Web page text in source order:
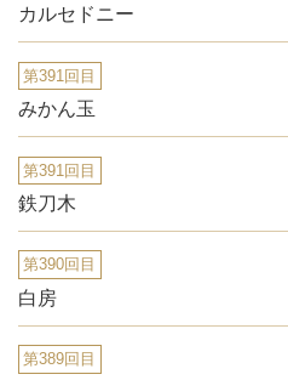
カルセドニー
第391回目
みかん玉
第391回目
鉄刀木
第390回目
白房
第389回目